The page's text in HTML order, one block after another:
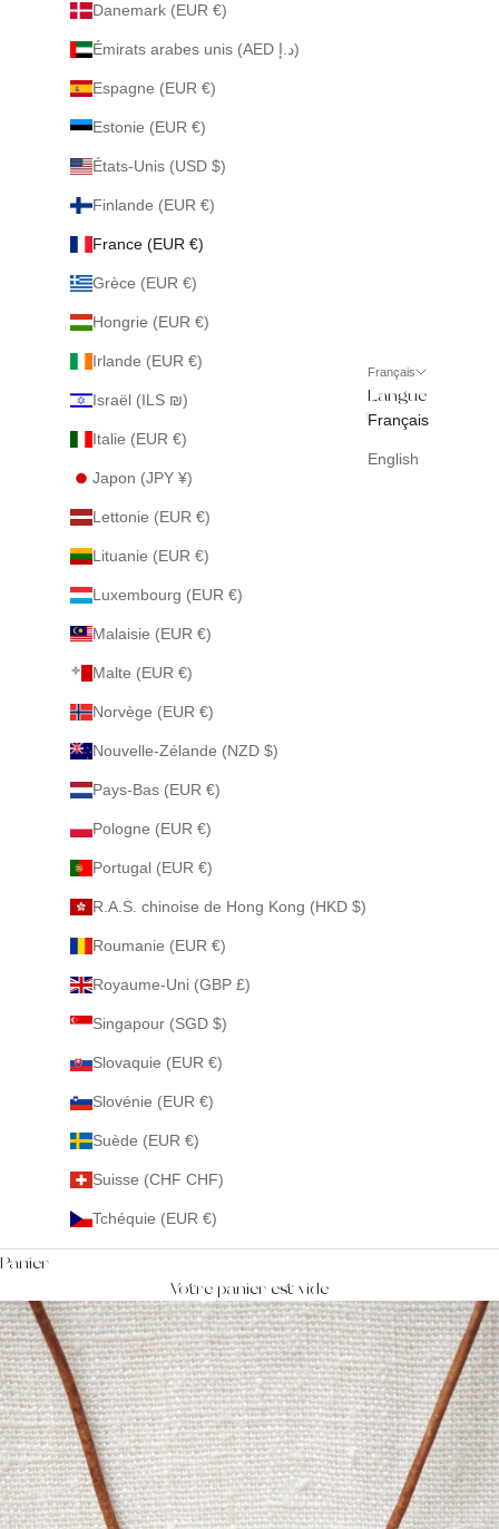
Danemark (EUR €)
Émirats arabes unis (AED د.إ)
Espagne (EUR €)
Estonie (EUR €)
États-Unis (USD $)
Finlande (EUR €)
France (EUR €)
Grèce (EUR €)
Hongrie (EUR €)
Irlande (EUR €)
Israël (ILS ₪)
Italie (EUR €)
Japon (JPY ¥)
Lettonie (EUR €)
Lituanie (EUR €)
Luxembourg (EUR €)
Malaisie (EUR €)
Malte (EUR €)
Norvège (EUR €)
Nouvelle-Zélande (NZD $)
Pays-Bas (EUR €)
Pologne (EUR €)
Portugal (EUR €)
R.A.S. chinoise de Hong Kong (HKD $)
Roumanie (EUR €)
Royaume-Uni (GBP £)
Singapour (SGD $)
Slovaquie (EUR €)
Slovénie (EUR €)
Suède (EUR €)
Suisse (CHF CHF)
Tchéquie (EUR €)
Français
Langue
Français
English
Panier
Votre panier est vide